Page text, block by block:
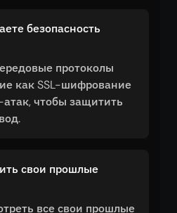
безопасность
протоколы
как SSL-шифрование
чтобы защитить
свои прошлые
все свои прошлые